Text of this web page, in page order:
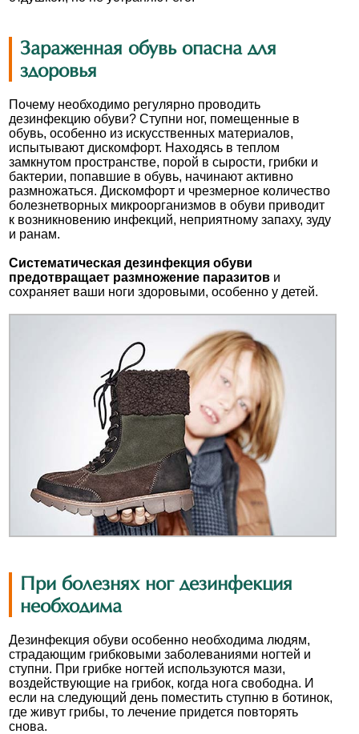
Зараженная обувь опасна для
здоровья
Почему необходимо регулярно проводить
дезинфекцию обуви? Ступни ног, помещенные в
обувь, особенно из искусственных материалов,
испытывают дискомфорт. Находясь в теплом
замкнутом пространстве, порой в сырости, грибки и
бактерии, попавшие в обувь, начинают активно
размножаться. Дискомфорт и чрезмерное количество
болезнетворных микроорганизмов в обуви приводит
к возникновению инфекций, неприятному запаху, зуду
и ранам.
Систематическая дезинфекция обуви
предотвращает размножение паразитов и
сохраняет ваши ноги здоровыми, особенно у детей.
При болезнях ног дезинфекция
необходима
Дезинфекция обуви особенно необходима людям,
страдающим грибковыми заболеваниями ногтей и
ступни. При грибке ногтей используются мази,
воздействующие на грибок, когда нога свободна. И
если на следующий день поместить ступню в ботинок,
где живут грибы, то лечение придется повторять
снова.